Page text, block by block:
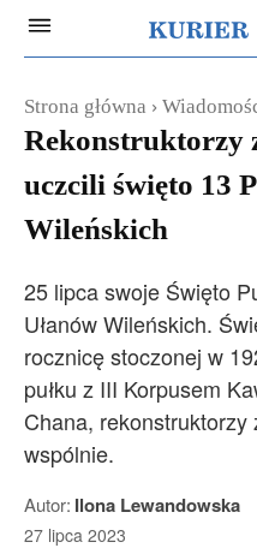
Strona główna
Rekonstruktorzy
uczcili święto 13
Wileńskich
25 lipca swoje Święto
Ułanów Wileńskich.
rocznicę stoczonej w
pułku z III Korpusem
Chana,
wspólnie.
Autor: Ilona Lewandowska
27 lipca 2023